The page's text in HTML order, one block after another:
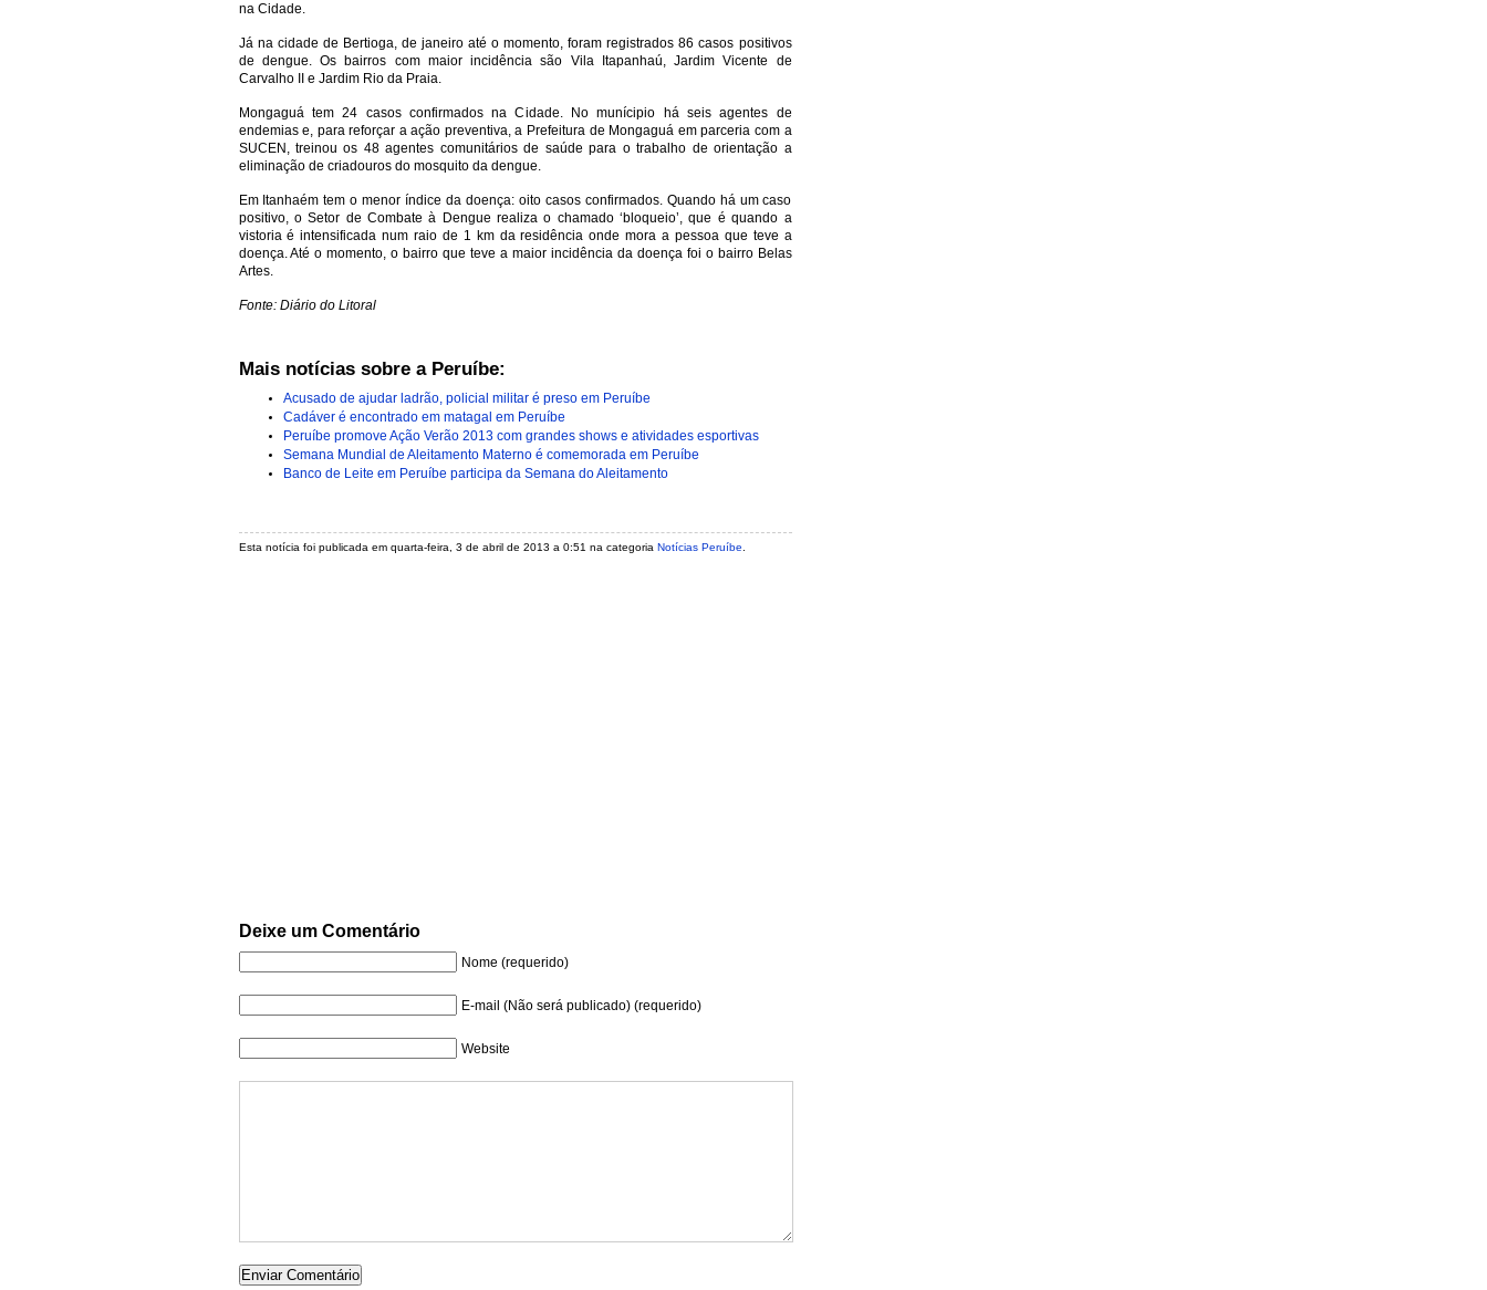
na Cidade.
Já na cidade de Bertioga, de janeiro até o momento, foram registrados 86 casos positivos
de dengue. Os bairros com maior incidência são Vila Itapanhaú, Jardim Vicente de
Carvalho II e Jardim Rio da Praia.
Mongaguá tem 24 casos confirmados na Cidade. No munícipio há seis agentes de
endemias e, para reforçar a ação preventiva, a Prefeitura de Mongaguá em parceria com a
SUCEN, treinou os 48 agentes comunitários de saúde para o trabalho de orientação a
eliminação de criadouros do mosquito da dengue.
Em Itanhaém tem o menor índice da doença: oito casos confirmados. Quando há um caso
positivo, o Setor de Combate à Dengue realiza o chamado ‘bloqueio’, que é quando a
vistoria é intensificada num raio de 1 km da residência onde mora a pessoa que teve a
doença. Até o momento, o bairro que teve a maior incidência da doença foi o bairro Belas
Artes.
Fonte: Diário do Litoral
Mais notícias sobre a Peruíbe:
Acusado de ajudar ladrão, policial militar é preso em Peruíbe
Cadáver é encontrado em matagal em Peruíbe
Peruíbe promove Ação Verão 2013 com grandes shows e atividades esportivas
Semana Mundial de Aleitamento Materno é comemorada em Peruíbe
Banco de Leite em Peruíbe participa da Semana do Aleitamento
Esta notícia foi publicada em quarta-feira, 3 de abril de 2013 a 0:51 na categoria Notícias Peruíbe
Deixe um Comentário
Nome (requerido)
E-mail (Não será publicado) (requerido)
Website